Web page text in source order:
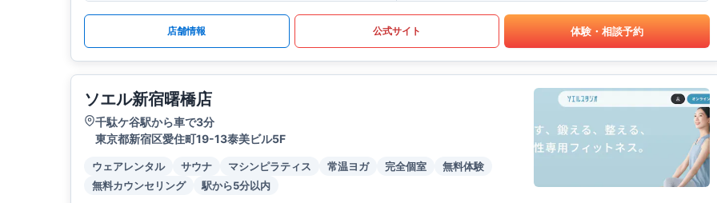
店舗情報 公式サイト 体験・相談予約
ソエル新宿曙橋店
千駄ケ谷駅から車で3分
東京都新宿区愛住町19-13泰美ビル5F
ウェアレンタル サウナ マシンピラティス 常温ヨガ 完全個室
無料体験
無料カウンセリング
駅から5分以内